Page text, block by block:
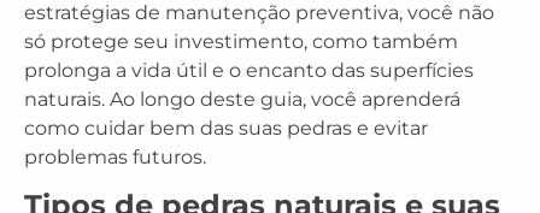
estratégias de manutenção preventiva, você não
só protege seu investimento, como também
prolonga a vida útil e o encanto das superfícies
naturais. Ao longo deste guia, você aprenderá
como cuidar bem das suas pedras e evitar
problemas futuros.
Tipos de pedras naturais e suas